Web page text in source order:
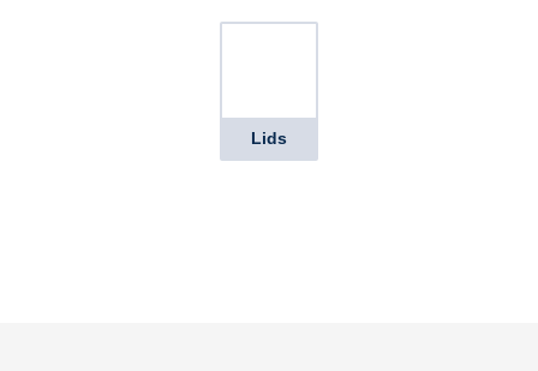
Lids